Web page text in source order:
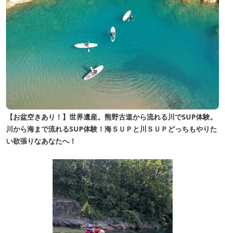
【お盆空きあり！】世界遺産。熊野古道から流れる川でSUP体験。
川から海まで流れるSUP体験！海ＳＵＰと川ＳＵＰどっちもやりた
い欲張りなあなたへ！